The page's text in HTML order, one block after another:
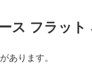
ス フラッ
あります。